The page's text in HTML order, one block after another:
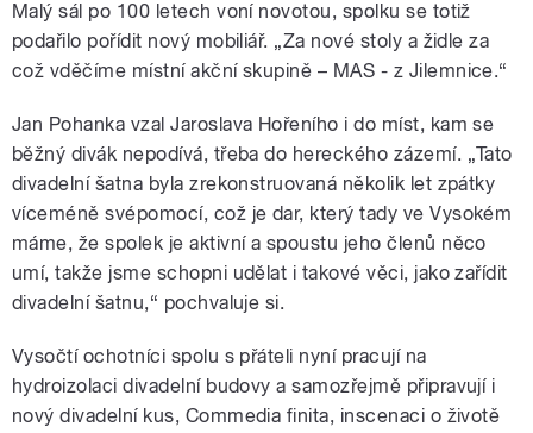
Malý sál po 100 letech voní novotou, spolku se totiž
podařilo pořídit nový mobiliář. „Za nové stoly a židle za
což vděčíme místní akční skupině – MAS - z Jilemnice.“
Jan Pohanka vzal Jaroslava Hořeního i do míst, kam se
běžný divák nepodívá, třeba do hereckého zázemí. „Tato
divadelní šatna byla zrekonstruovaná několik let zpátky
víceméně svépomocí, což je dar, který tady ve Vysokém
máme, že spolek je aktivní a spoustu jeho členů něco
umí, takže jsme schopni udělat i takové věci, jako zařídit
divadelní šatnu,“ pochvaluje si.
Vysočtí ochotníci spolu s přáteli nyní pracují na
hydroizolaci divadelní budovy a samozřejmě připravují i
nový divadelní kus, Commedia finita, inscenaci o životě